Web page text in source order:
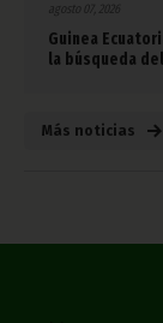
agosto 07, 2026
Guinea
la búsqueda
Más noticias